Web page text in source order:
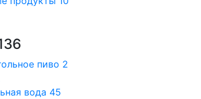
пиво 2
вода 45